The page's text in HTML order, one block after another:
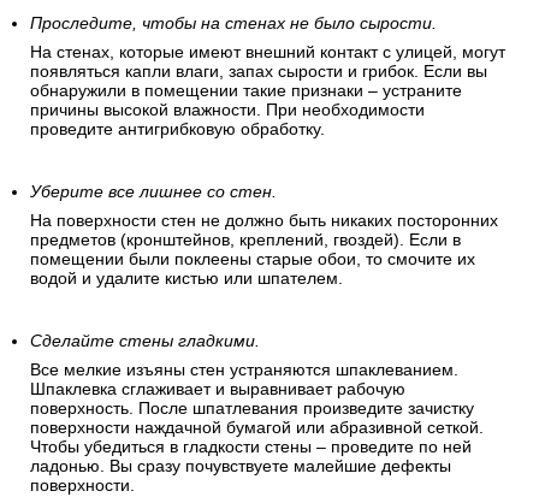
Проследите, чтобы на стенах не было сырости.
На стенах, которые имеют внешний контакт с улицей, могут
появляться капли влаги, запах сырости и грибок. Если вы
обнаружили в помещении такие признаки – устраните
причины высокой влажности. При необходимости
проведите антигрибковую обработку.
Уберите все лишнее со стен.
На поверхности стен не должно быть никаких посторонних
предметов (кронштейнов, креплений, гвоздей). Если в
помещении были поклеены старые обои, то смочите их
водой и удалите кистью или шпателем.
Сделайте стены гладкими.
Все мелкие изъяны стен устраняются шпаклеванием.
Шпаклевка сглаживает и выравнивает рабочую
поверхность. После шпатлевания произведите зачистку
поверхности наждачной бумагой или абразивной сеткой.
Чтобы убедиться в гладкости стены – проведите по ней
ладонью. Вы сразу почувствуете малейшие дефекты
поверхности.